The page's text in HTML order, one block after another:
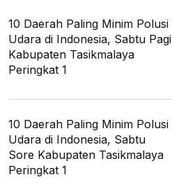
10 Daerah Paling Minim Polusi
Udara di Indonesia, Sabtu Pagi
Kabupaten Tasikmalaya
Peringkat 1
10 Daerah Paling Minim Polusi
Udara di Indonesia, Sabtu
Sore Kabupaten Tasikmalaya
Peringkat 1